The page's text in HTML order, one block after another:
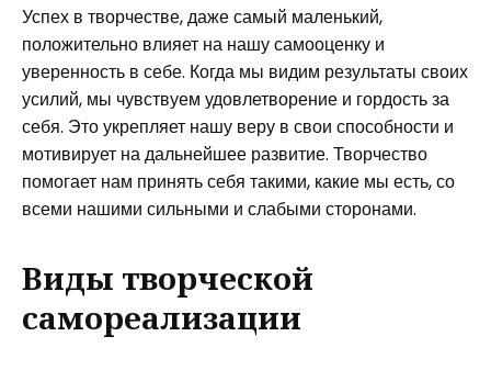
Успех в творчестве, даже самый маленький,
положительно влияет на нашу самооценку и
уверенность в себе. Когда мы видим результаты своих
усилий, мы чувствуем удовлетворение и гордость за
себя. Это укрепляет нашу веру в свои способности и
мотивирует на дальнейшее развитие. Творчество
помогает нам принять себя такими, какие мы есть, со
всеми нашими сильными и слабыми сторонами.
Виды творческой
самореализации